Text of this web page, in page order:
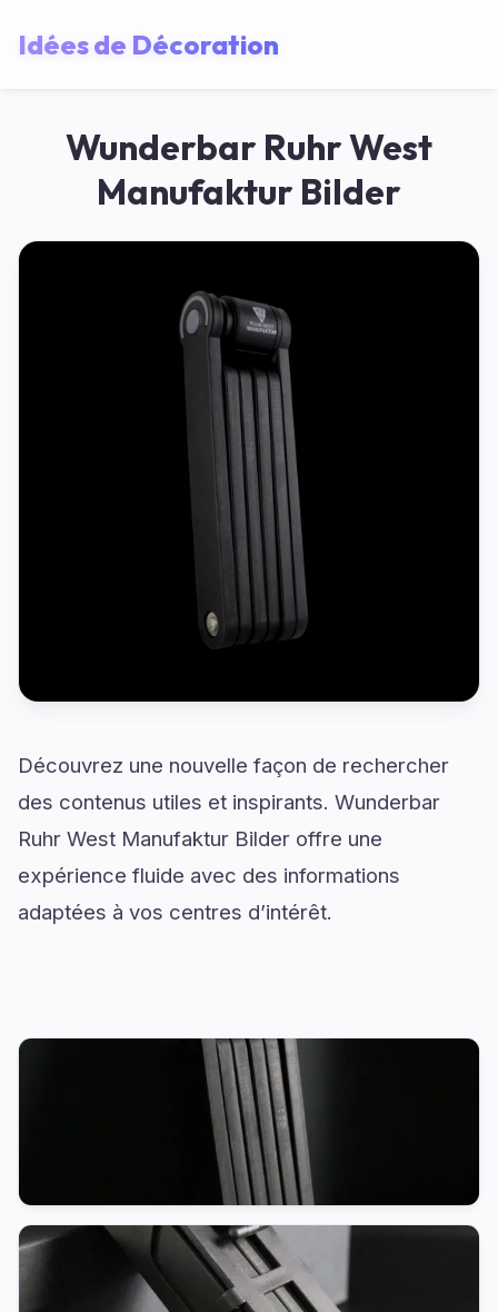
Idées de Décoration
Wunderbar Ruhr West
Manufaktur Bilder
Découvrez une nouvelle façon de rechercher
des contenus utiles et inspirants. Wunderbar
Ruhr West Manufaktur Bilder offre une
expérience fluide avec des informations
adaptées à vos centres d’intérêt.